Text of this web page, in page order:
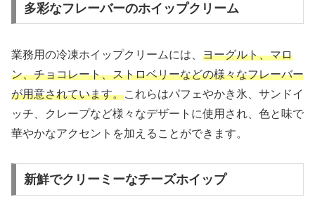
多彩なフレーバーのホイップクリーム
業務用の冷凍ホイップクリームには、 ヨーグルト、マロ
ン、チョコレート、ストロベリーなどの様々なフレーバー
が用意されています。これらはパフェやかき氷、サンドイ
ッチ、クレープなど様々なデザートに使用され、色と味で
華やかなアクセントを加えることができます。
新鮮でクリーミーなチーズホイップ